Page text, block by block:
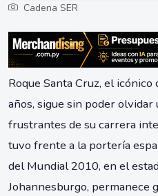
Cadena SER
Roque Santa Cruz, el
años, sigue sin poder
frustrantes de su carrera
tuvo frente a la portería
del Mundial 2010, en el
Johannesburgo, permanece